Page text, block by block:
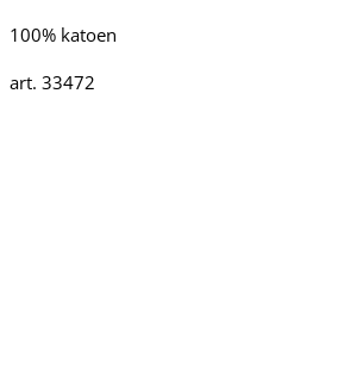
100% katoen
art. 33472